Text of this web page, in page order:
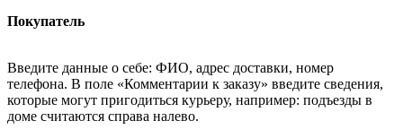
Покупатель
Введите данные о себе: ФИО, адрес доставки, номер
телефона. В поле «Комментарии к заказу» введите сведения,
которые могут пригодиться курьеру, например: подъезды в
доме считаются справа налево.